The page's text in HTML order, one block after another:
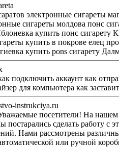
электронные сигареты
купить понс сигарету Костомукша понс сигареты купить Приморско-Ахтарск купить
магазин электронных сигарет сортавала электронная сигарета калязин электронная
елец продажа электронных сигарет понс сигареты купить
купить pons сигарету
почьты через планировщик заданий как создавать zip Интернет - каково его
органайзер для компьютера как
instrukciya.ru
технические руководства по ремонту и сервисному обслуживанию, а также эксплуатации
сделать работу с
Нами рассмотрены